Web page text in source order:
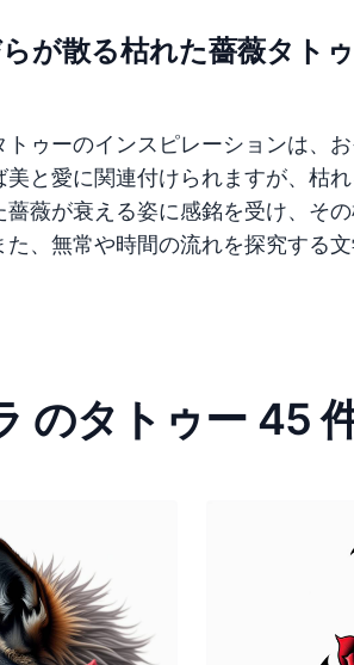
が散る枯れた薔薇タト
トゥーのインスピレーションは、
美と愛に関連付けられますが、枯
薔薇が衰える姿に感銘を受け、そ
た、無常や時間の流れを探究する
のタトゥー 45